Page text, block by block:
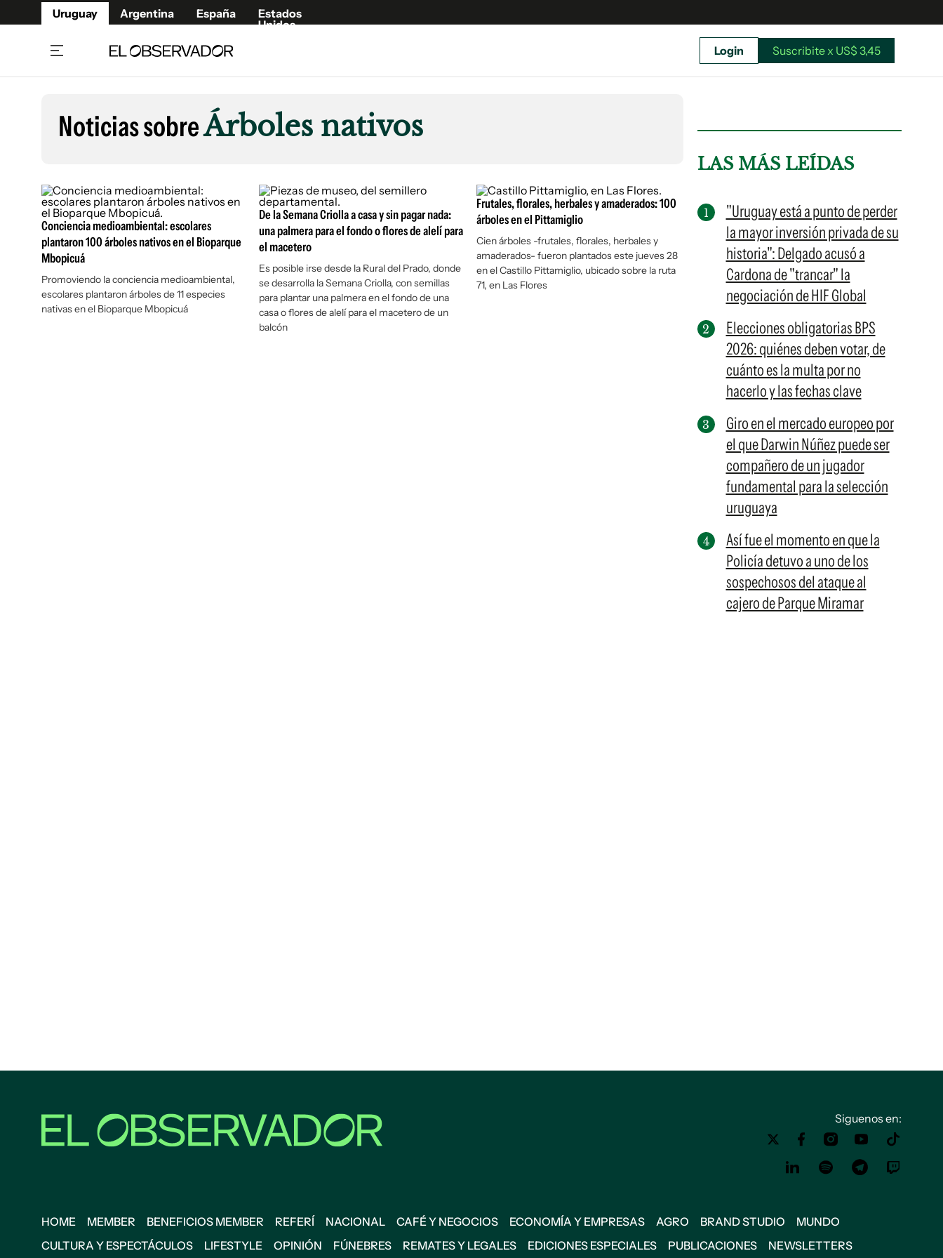
Uruguay Argentina España
Estados
Unidos
Beneficios Member
Café y Negocios
Economía y Empresas
Agro
Brand Studio
Mundo
Cultura y Espectáculos
Fúnebres
Publicaciones
Newsletters
Argentina
Estados Unidos
Suscribite x US$ 3,45
Login Suscribite x US$ 3,45
Noticias sobreÁrboles nativos
Conciencia medioambiental: escolares
plantaron 100 árboles nativos en el Bioparque
Mbopicuá
Promoviendo la conciencia medioambiental,
escolares plantaron árboles de 11 especies
nativas en el Bioparque Mbopicuá
De la Semana Criolla a casa y sin pagar nada:
una palmera para el fondo o flores de alelí para
el macetero
Es posible irse desde la Rural del Prado, donde
se desarrolla la Semana Criolla, con semillas
para plantar una palmera en el fondo de una
casa o flores de alelí para el macetero de un
balcón
Frutales, florales, herbales y amaderados: 100
árboles en el Pittamiglio
Cien árboles -frutales, florales, herbales y
amaderados- fueron plantados este jueves 28
en el Castillo Pittamiglio, ubicado sobre la ruta
71, en Las Flores
LAS MÁS LEÍDAS
"Uruguay está a punto de perder
la mayor inversión privada de su
historia": Delgado acusó a
Cardona de "trancar" la
negociación de HIF Global
Elecciones obligatorias BPS
2026: quiénes deben votar, de
cuánto es la multa por no
hacerlo y las fechas clave
Giro en el mercado europeo por
el que Darwin Núñez puede ser
compañero de un jugador
fundamental para la selección
uruguaya
Así fue el momento en que la
Policía detuvo a uno de los
sospechosos del ataque al
cajero de Parque Miramar
Siguenos en:
HOME MEMBER BENEFICIOS MEMBER REFERÍ NACIONAL CAFÉ Y NEGOCIOS ECONOMÍA Y EMPRESAS AGRO BRAND STUDIO
MUNDO
CULTURA Y ESPECTÁCULOS
LIFESTYLE OPINIÓN FÚNEBRES REMATES Y LEGALES EDICIONES ESPECIALES PUBLICACIONES NEWSLETTERS